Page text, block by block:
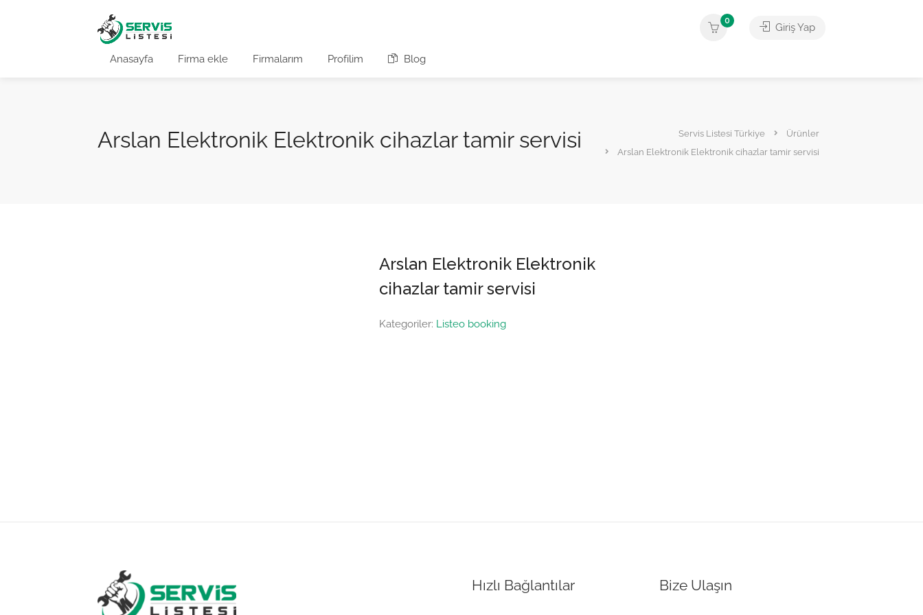
Anasayfa Firma ekle Firmalarım Profilim Blog
0
Giriş Yap
Arslan Elektronik Elektronik cihazlar tamir servisi Servis Listesi Türkiye
Ürünler
Arslan Elektronik Elektronik cihazlar tamir servisi
Arslan Elektronik Elektronik
cihazlar tamir servisi
Kategoriler: Listeo booking
Hızlı Bağlantılar Bize Ulaşın